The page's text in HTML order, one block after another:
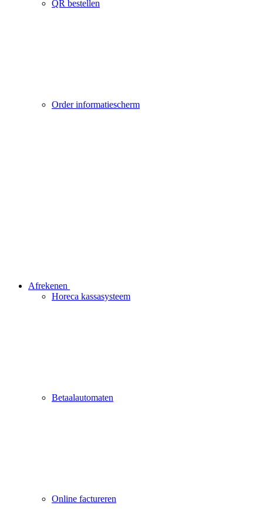
QR bestellen
Order informatiescherm
Afrekenen
Horeca kassasysteem
Betaalautomaten
Online factureren